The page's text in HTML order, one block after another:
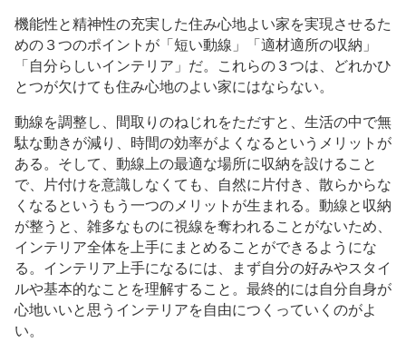
機能性と精神性の充実した住み心地よい家を実現させるた
めの３つのポイントが「短い動線」「適材適所の収納」
「自分らしいインテリア」だ。これらの３つは、どれかひ
とつが欠けても住み心地のよい家にはならない。
動線を調整し、間取りのねじれをただすと、生活の中で無
駄な動きが減り、時間の効率がよくなるというメリットが
ある。そして、動線上の最適な場所に収納を設けること
で、片付けを意識しなくても、自然に片付き、散らからな
くなるというもう一つのメリットが生まれる。動線と収納
が整うと、雑多なものに視線を奪われることがないため、
インテリア全体を上手にまとめることができるようにな
る。インテリア上手になるには、まず自分の好みやスタイ
ルや基本的なことを理解すること。最終的には自分自身が
心地いいと思うインテリアを自由につくっていくのがよ
い。